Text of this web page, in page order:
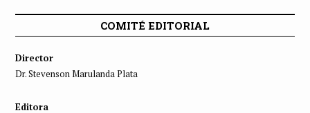
COMITÉ EDITORIAL
Director
Dr. Stevenson Marulanda Plata
Editora